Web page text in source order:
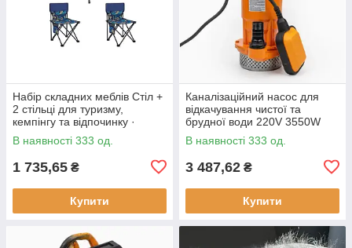
Набір складних меблів Стіл +
2 стільці для туризму,
кемпінгу та відпочинку ·
Металевий каркас
В наявності 333 од.
1 735,65 ₴
Купити
Каналізаційний насос для
відкачування чистої та
брудної води 220V 3550W
В наявності 333 од.
3 487,62 ₴
Купити